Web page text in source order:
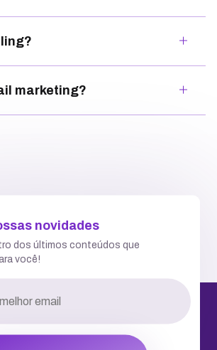
marketing?
novidades
dos últimos conteúdos que
você!